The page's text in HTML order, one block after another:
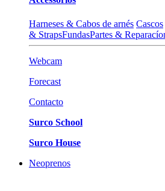
Harneses & Cabos de arnés Cascos
& StrapsFundasPartes &
Webcam
Forecast
Contacto
Surco School
Surco House
Neoprenos